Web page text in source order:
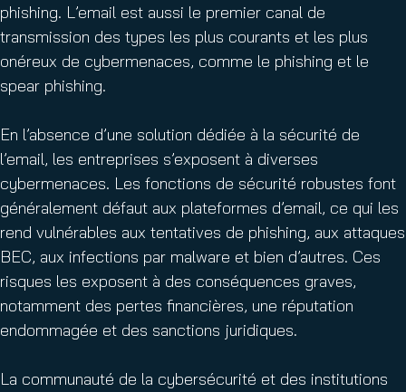
phishing. L’email est aussi le premier canal de
transmission des types les plus courants et les plus
onéreux de cybermenaces, comme le phishing et le
spear phishing.
En l’absence d’une solution dédiée à la sécurité de
l’email, les entreprises s’exposent à diverses
cybermenaces. Les fonctions de sécurité robustes font
généralement défaut aux plateformes d’email, ce qui les
rend vulnérables aux tentatives de phishing, aux attaques
BEC, aux infections par malware et bien d’autres. Ces
risques les exposent à des conséquences graves,
notamment des pertes financières, une réputation
endommagée et des sanctions juridiques.
La communauté de la cybersécurité et des institutions